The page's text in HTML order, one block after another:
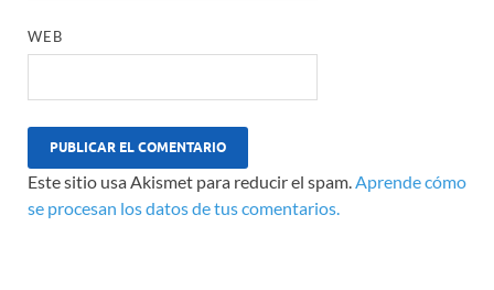
WEB
Este sitio usa Akismet para reducir el spam.Aprende cómo
se procesan los datos de tus comentarios.